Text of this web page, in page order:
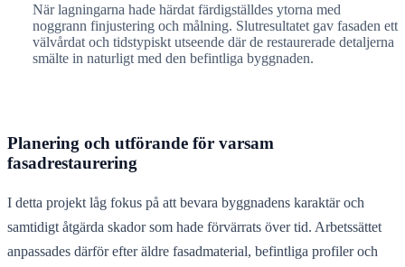
När lagningarna hade härdat färdigställdes ytorna med
noggrann finjustering och målning. Slutresultatet gav fasaden ett
välvårdat och tidstypiskt utseende där de restaurerade detaljerna
smälte in naturligt med den befintliga byggnaden.
Planering och utförande för varsam
fasadrestaurering
I detta projekt låg fokus på att bevara byggnadens karaktär och
samtidigt åtgärda skador som hade förvärrats över tid. Arbetssättet
anpassades därför efter äldre fasadmaterial, befintliga profiler och